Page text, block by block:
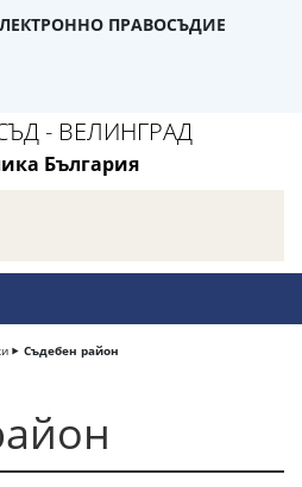
ПРАВОСЪДИЕ
- ВЕЛИНГРАД
България
Съдебен район